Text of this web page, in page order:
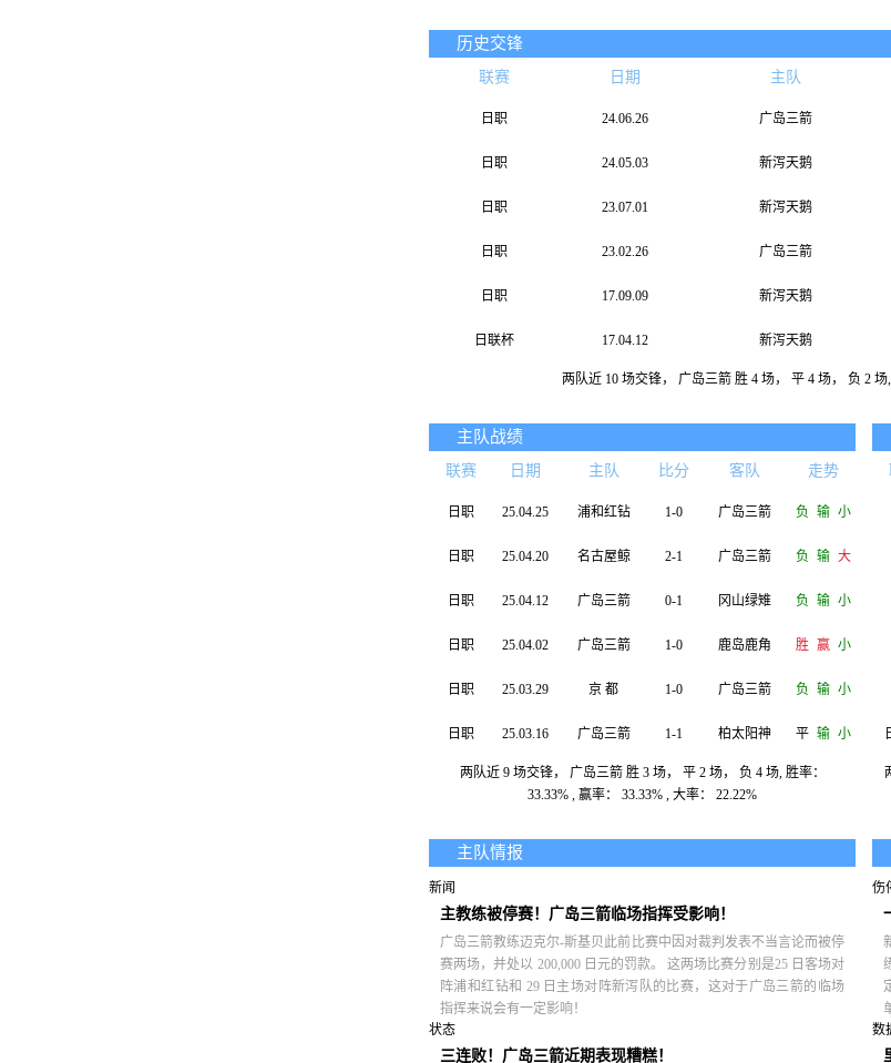
历史交锋
联赛 日期 主队
日职 24.06.26 广岛三箭
日职 24.05.03 新泻天鹅
日职 23.07.01 新泻天鹅
日职 23.02.26 广岛三箭
日职 17.09.09 新泻天鹅
日联杯 17.04.12 新泻天鹅
17.02.25 广岛三箭
日职
16.04.15 广岛三箭
日职 15.08.22 新泻天鹅
两队近 10 场交锋， 广岛三箭 胜 4 场， 平 4 场， 负 2
主队战绩
联赛 日期 主队 比分 客队 走势
日职 25.04.25 浦和红钻 1-0 广岛三箭 负 输 小
日职 25.04.20 名古屋鲸 2-1 广岛三箭 负 输 大
日职 25.04.12 广岛三箭 0-1 冈山绿雉 负 输 小
日职 25.04.02 广岛三箭 1-0 鹿岛鹿角 胜 赢 小
日职 25.03.29 京 都 1-0 广岛三箭 负 输 小
日职 25.03.16 广岛三箭 1-1 柏太阳神 平 输 小
亚冠联2 25.03.12 狮城水手 1-1 广岛三箭 平
日职 25.03.02 广岛三箭 1-0 横滨FC 胜 赢 小
两队近 9 场交锋， 广岛三箭 胜 3 场， 平 2 场， 负 4 场, 胜率：
33.33% , 赢率： 33.33% , 大率： 22.22%
主队情报
新闻
主教练被停赛！广岛三箭临场指挥受影响！
广岛三箭教练迈克尔-斯基贝此前比赛中因对裁判发表不当言论而被停
赛两场，并处以 200,000 日元的罚款。 这两场比赛分别是25 日客场对
阵浦和红钻和 29 日主场对阵新泻队的比赛，这对于广岛三箭的临场
指挥来说会有一定影响！
状态
三连败！广岛三箭近期表现糟糕！
伤
数